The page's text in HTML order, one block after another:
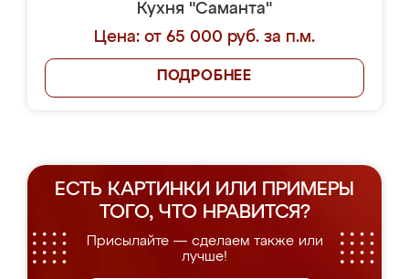
Кухня "Саманта"
Цена: от 65 000 руб. за п.м.
ПОДРОБНЕЕ
ЕСТЬ КАРТИНКИ ИЛИ ПРИМЕРЫ
ТОГО, ЧТО НРАВИТСЯ?
Присылайте — сделаем также или
лучше!